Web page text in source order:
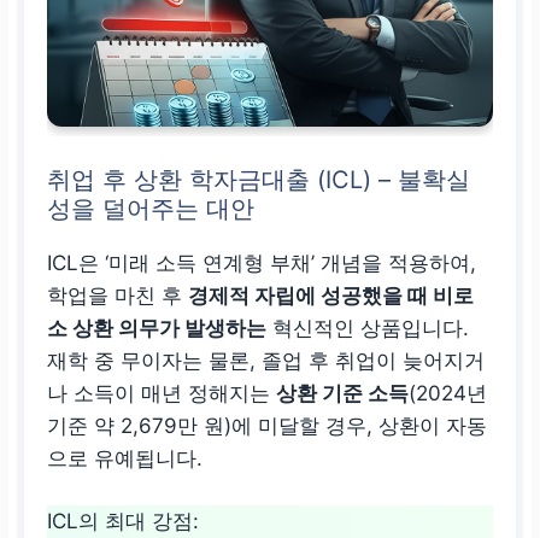
금리 유형
변동 금리 (다만, 금리
상한선이 존재하여 급
격한 이자 부담 증가 제
한)
고정 금리 또는 변동 금
리 중 선택 가능.
상환 방식
국세청을 통한의무상
환(원천징수) . 대출자가
자발적으로 납부도 가
취업 후 상환 학자금대출 (ICL) – 불확실
성을 덜어주는 대안
ICL은 ‘미래 소득 연계형 부채’ 개념을 적용하여,
학업을 마친 후 경제적 자립에 성공했을 때 비로
소 상환 의무가 발생하는 혁신적인 상품입니다.
재학 중 무이자는 물론, 졸업 후 취업이 늦어지거
나 소득이 매년 정해지는상환 기준 소득(2024년
기준 약 2,679만 원)에 미달할 경우, 상환이 자동
으로 유예됩니다.
ICL의 최대 강점: